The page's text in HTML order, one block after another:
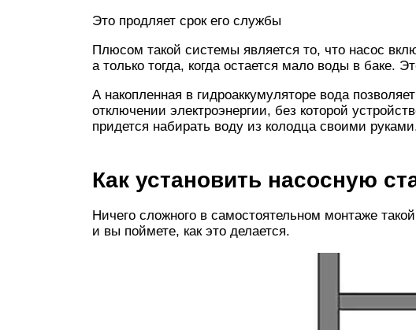
Это продляет срок его службы
Плюсом такой системы является то, что насос
а только тогда, когда остается мало воды в баке.
А накопленная в гидроаккумуляторе вода
отключении электроэнергии, без которой
придется набирать воду из колодца своими
Как установить насосную
Ничего сложного в самостоятельном монтаже
и вы поймете, как это делается.